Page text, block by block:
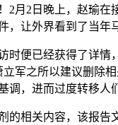
2日晚上，赵瑜在
让外界看到了当年
已经获得了详情
军之所以建议删除
调，进而过度转移人
相关内容，该报告